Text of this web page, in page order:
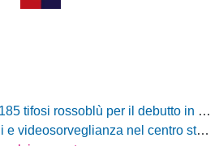
per il debutto in Coppa Italia Frecciarossa
nel centro storico: il Comitato per la sicurezza rafforza le misure